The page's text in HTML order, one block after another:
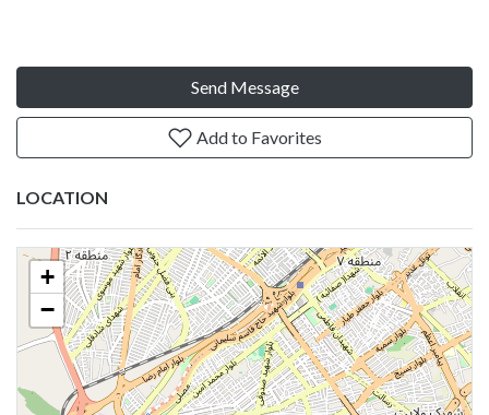
Send Message
Add to Favorites
LOCATION
+
−